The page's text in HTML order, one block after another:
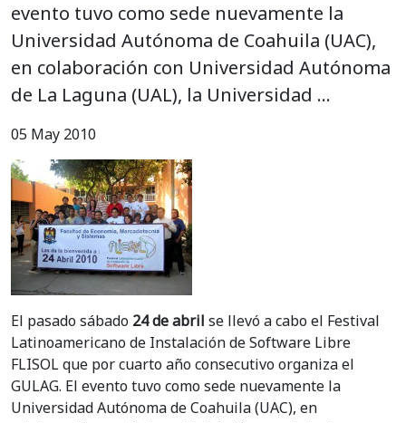
evento tuvo como sede nuevamente la
Universidad Autónoma de Coahuila (UAC),
en colaboración con Universidad Autónoma
de La Laguna (UAL), la Universidad …
05 May 2010
El pasado sábado 24 de abril se llevó a cabo el Festival
Latinoamericano de Instalación de Software Libre
FLISOL que por cuarto año consecutivo organiza el
GULAG. El evento tuvo como sede nuevamente la
Universidad Autónoma de Coahuila (UAC), en